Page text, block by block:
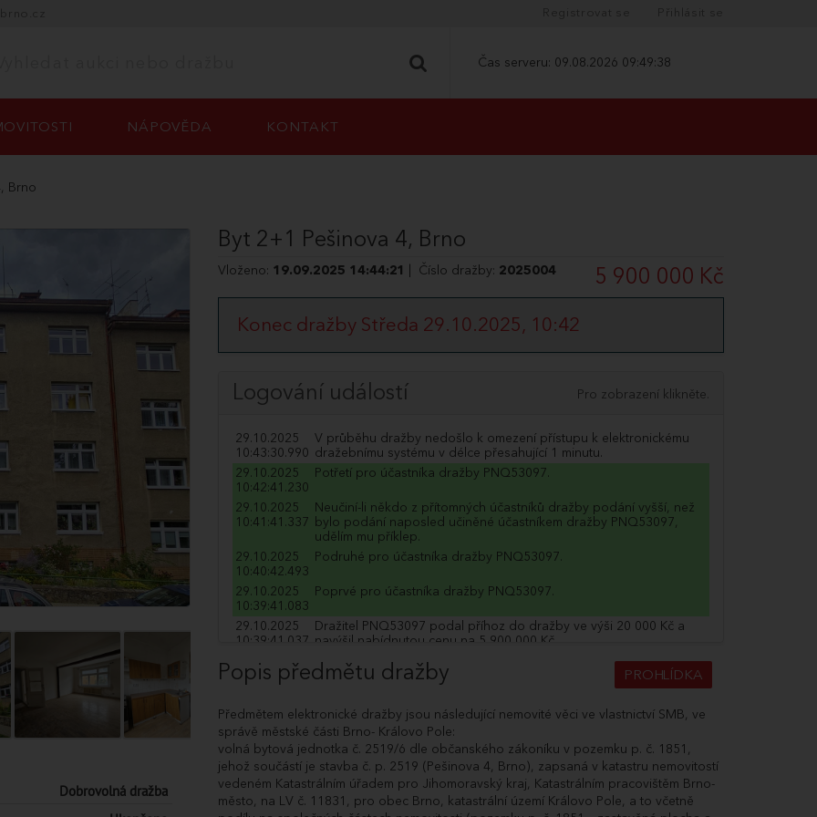
Čas serveru: 09.08.2026 09:49:39
NÁPOVĚDA KONTAKT
Brno
Dobrovolná dražba
Byt 2+1 Pešinova 4, Brno
Vloženo: 19.09.2025 14:44:21 | Číslo dražby: 2025004 5 900 000 Kč
Konec dražby Středa 29.10.2025, 10:42
Logování událostí Pro zobrazení klikněte.
29.10.2025
10:43:30.990
V průběhu dražby nedošlo k omezení přístupu k elektronickému
dražebnímu systému v délce přesahující 1 minutu.
29.10.2025
10:42:41.230
Potřetí pro účastníka dražby PNQ53097.
29.10.2025
10:41:41.337
Neučiní-li někdo z přítomných účastníků dražby podání vyšší, než
bylo podání naposled učiněné účastníkem dražby PNQ53097,
udělím mu příklep.
29.10.2025
10:40:42.493
Podruhé pro účastníka dražby PNQ53097.
29.10.2025
10:39:41.083
Poprvé pro účastníka dražby PNQ53097.
29.10.2025
10:39:41.037
Dražitel PNQ53097 podal příhoz do dražby ve výši 20 000 Kč a
navýšil nabídnutou cenu na 5 900 000 Kč.
29.10.2025
10:39:18.463
Poprvé pro účastníka dražby ELK06494.
10:39:18.137 navýšil nabídnutou cenu na 5 880 000 Kč.
29.10.2025
10:38:58.547
Poprvé pro účastníka dražby PNQ53097.
29.10.2025
10:38:58.423
Dražitel PNQ53097 podal příhoz do dražby ve výši 20 000 Kč a
navýšil nabídnutou cenu na 5 860 000 Kč.
29.10.2025
Podruhé pro účastníka dražby ELK06494.
Popis předmětu dražby PROHLÍDKA
Předmětem elektronické dražby jsou následující nemovité věci ve vlastnictví SMB, ve
správě městské části Brno- Královo Pole:
volná bytová jednotka č. 2519/6 dle občanského zákoníku v pozemku p. č. 1851,
jehož součástí je stavba č. p. 2519 (Pešinova 4, Brno), zapsaná v katastru nemovitostí
vedeném Katastrálním úřadem pro Jihomoravský kraj, Katastrálním pracovištěm Brno-
město, na LV č. 11831, pro obec Brno, katastrální území Královo Pole, a to včetně